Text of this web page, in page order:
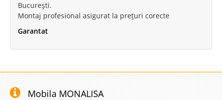
București.
Montaj profesional asigurat la prețuri corecte
Garantat
Mobila MONALISA